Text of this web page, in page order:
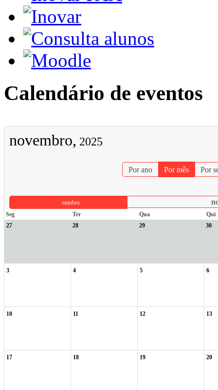
Calendário de eventos
novembro, 2025
Por ano Por mês Por
outubro
Seg Ter Qua
Qui
27
28 29 30
3 4 5 6
10 11 12 13
17 18 19 20